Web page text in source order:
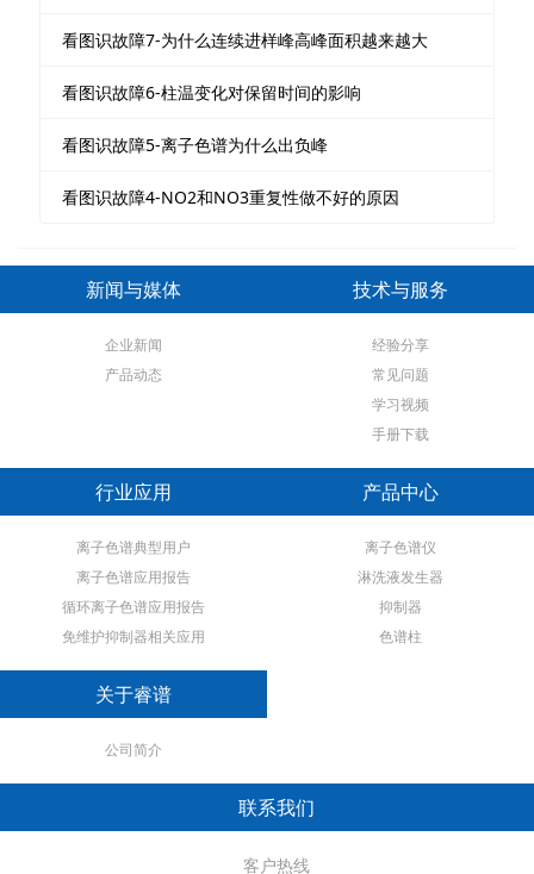
看图识故障7-为什么连续进样峰高峰面积越来越大
看图识故障6-柱温变化对保留时间的影响
看图识故障5-离子色谱为什么出负峰
看图识故障4-NO2和NO3重复性做不好的原因
新闻与媒体
企业新闻
产品动态
技术与服务
经验分享
常见问题
学习视频
手册下载
行业应用
离子色谱典型用户
离子色谱应用报告
循环离子色谱应用报告
免维护抑制器相关应用
产品中心
离子色谱仪
淋洗液发生器
抑制器
色谱柱
关于睿谱
公司简介
联系我们
客户热线